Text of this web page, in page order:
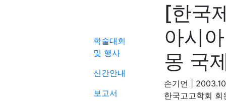
학술대회
및 행사
신간안내
보고서
[한국
아시
몽 국
손기언
한국고고학회